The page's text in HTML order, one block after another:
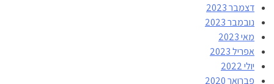
דצמבר 2023
נובמבר 2023
מאי 2023
אפריל 2023
יולי 2022
פברואר 2020